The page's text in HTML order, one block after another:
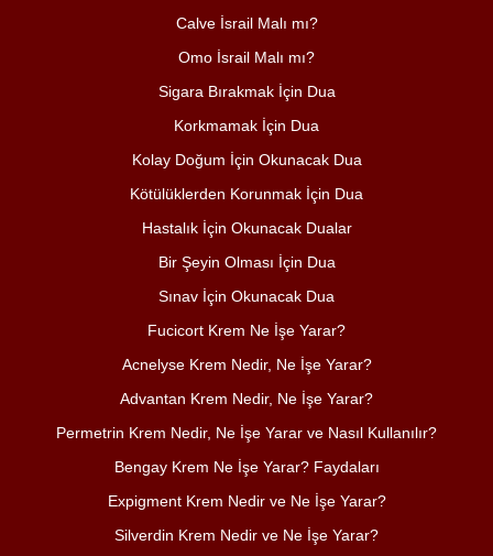
Calve İsrail Malı mı?
Omo İsrail Malı mı?
Sigara Bırakmak İçin Dua
Korkmamak İçin Dua
Kolay Doğum İçin Okunacak Dua
Kötülüklerden Korunmak İçin Dua
Hastalık İçin Okunacak Dualar
Bir Şeyin Olması İçin Dua
Sınav İçin Okunacak Dua
Fucicort Krem Ne İşe Yarar?
Acnelyse Krem Nedir, Ne İşe Yarar?
Advantan Krem Nedir, Ne İşe Yarar?
Permetrin Krem Nedir, Ne İşe Yarar ve Nasıl Kullanılır?
Bengay Krem Ne İşe Yarar? Faydaları
Expigment Krem Nedir ve Ne İşe Yarar?
Silverdin Krem Nedir ve Ne İşe Yarar?